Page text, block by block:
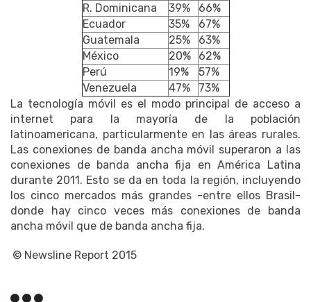
R. Dominicana
39%
66%
Ecuador
35%
67%
Guatemala
25%
63%
México
20%
62%
Perú
19%
57%
Venezuela
47%
73%
La tecnología móvil es el modo principal de acceso a
internet para la mayoría de la población
latinoamericana, particularmente en las áreas rurales.
Las conexiones de banda ancha móvil superaron a las
conexiones de banda ancha fija en América Latina
durante 2011. Esto se da en toda la región, incluyendo
los cinco mercados más grandes -entre ellos Brasil-
donde hay cinco veces más conexiones de banda
ancha móvil que de banda ancha fija.
© Newsline Report 2015